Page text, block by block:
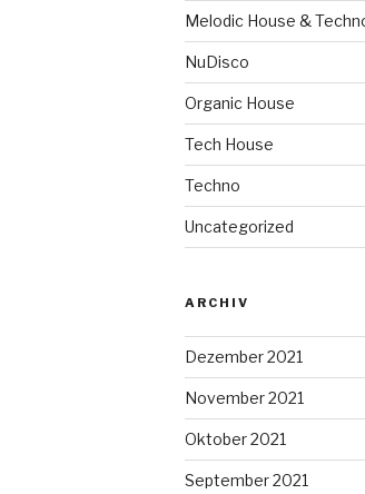
Melodic House &
NuDisco
Organic House
Tech House
Techno
Uncategorized
ARCHIV
Dezember 2021
November 2021
Oktober 2021
September 2021